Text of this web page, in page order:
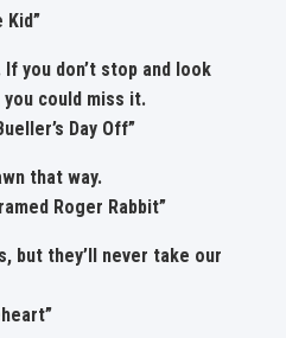
Kid”
you don’t stop and look
could miss it.
Day Off”
that way.
Roger Rabbit”
but they’ll never take our